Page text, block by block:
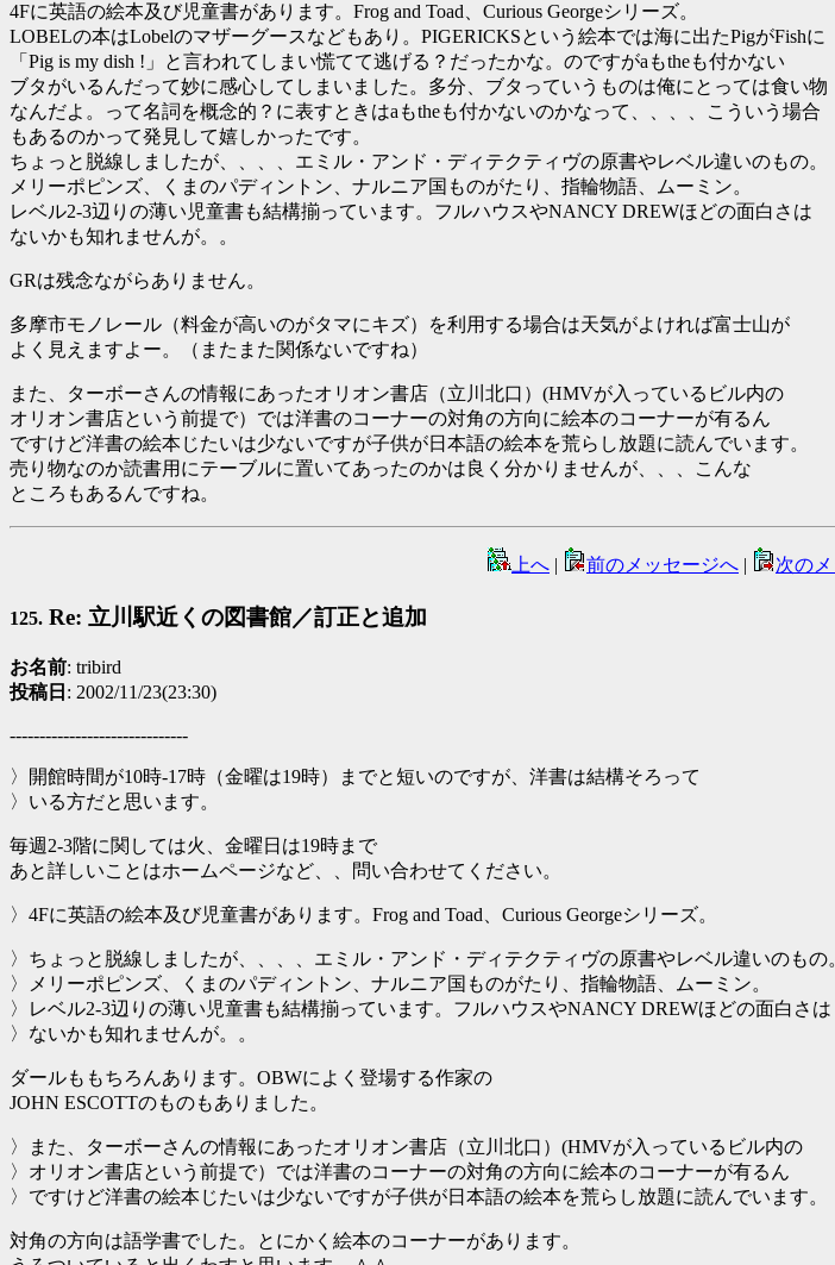
4Fに英語の絵本及び児童書があります。Frog and Toad、Curious Georgeシリーズ。
LOBELの本はLobelのマザーグースなどもあり。PIGERICKSという絵本では海に出たPigがFishに
「Pig is my dish !」と言われてしまい慌てて逃げる？だったかな。のですがaもtheも付かない
ブタがいるんだって妙に感心してしまいました。多分、ブタっていうものは俺にとっては食い物
なんだよ。って名詞を概念的？に表すときはaもtheも付かないのかなって、、、、こういう場合
もあるのかって発見して嬉しかったです。
ちょっと脱線しましたが、、、、エミル・アンド・ディテクティヴの原書やレベル違いのもの。
メリーポピンズ、くまのパディントン、ナルニア国ものがたり、指輪物語、ムーミン。
レベル2-3辺りの薄い児童書も結構揃っています。フルハウスやNANCY DREWほどの面白さは
ないかも知れませんが。。
GRは残念ながらありません。
多摩市モノレール（料金が高いのがタマにキズ）を利用する場合は天気がよければ富士山が
よく見えますよー。（またまた関係ないですね）
また、ターボーさんの情報にあったオリオン書店（立川北口）(HMVが入っているビル内の
オリオン書店という前提で）では洋書のコーナーの対角の方向に絵本のコーナーが有るん
ですけど洋書の絵本じたいは少ないですが子供が日本語の絵本を荒らし放題に読んでいます。
売り物なのか読書用にテーブルに置いてあったのかは良く分かりませんが、、、こんな
ところもあるんですね。
上へ 前のメッセージへ 次の
125. Re: 立川駅近くの図書館／訂正と追加
お名前: tribird
投稿日 : 2002/11/23(23:30)
------------------------------
〉開館時間が10時-17時（金曜は19時）までと短いのですが、洋書は結構そろって
〉いる方だと思います。
毎週2-3階に関しては火、金曜日は19時まで
あと詳しいことはホームページなど、、問い合わせてください。
〉4Fに英語の絵本及び児童書があります。Frog and Toad、Curious Georgeシリーズ。
〉ちょっと脱線しましたが、、、、エミル・アンド・ディテクティヴの原書やレベル違いのもの
〉メリーポピンズ、くまのパディントン、ナルニア国ものがたり、指輪物語、ムーミン。
〉レベル2-3辺りの薄い児童書も結構揃っています。フルハウスやNANCY DREWほどの面白さは
〉ないかも知れませんが。。
ダールももちろんあります。OBWによく登場する作家の
JOHN ESCOTTのものもありました。
〉また、ターボーさんの情報にあったオリオン書店（立川北口）(HMVが入っているビル内の
〉オリオン書店という前提で）では洋書のコーナーの対角の方向に絵本のコーナーが有るん
〉ですけど洋書の絵本じたいは少ないですが子供が日本語の絵本を荒らし放題に読んでいます。
対角の方向は語学書でした。とにかく絵本のコーナーがあります。